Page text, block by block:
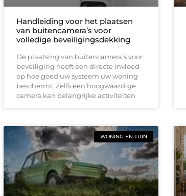
Handleiding voor het plaatsen
van buitencamera’s voor
volledige beveiligingsdekking
De plaatsing van buitencamera’s voor
beveiliging heeft een directe invloed
op hoe goed uw systeem uw woning
beschermt. Zelfs een hoogwaardige
camera kan belangrijke activiteiten
WONING EN TUIN